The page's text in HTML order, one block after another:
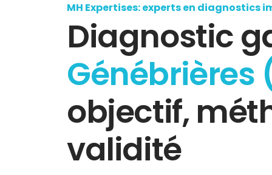
MH Expertises: experts en diagnostics
Diagnostic
Génébrières
objectif,
validité